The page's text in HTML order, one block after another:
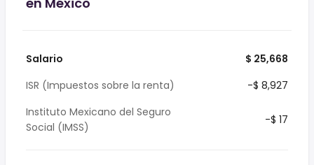
Salario
$ 25,668
ISR (Impuestos sobre la renta)
-$ 8,927
Instituto Mexicano del Seguro
Social (IMSS)
-$ 17